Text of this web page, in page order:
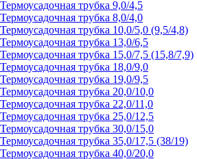
Термоусадочная трубка 9,0/4,5
Термоусадочная трубка 8,0/4,0
Термоусадочная трубка 10,0/5,0 (9,5/4,8)
Термоусадочная трубка 13,0/6,5
Термоусадочная трубка 15,0/7,5 (15,8/7,9)
Термоусадочная трубка 18,0/9,0
Термоусадочная трубка 19,0/9,5
Термоусадочная трубка 20,0/10,0
Термоусадочная трубка 22,0/11,0
Термоусадочная трубка 25,0/12,5
Термоусадочная трубка 30,0/15,0
Термоусадочная трубка 35,0/17,5 (38/19)
Термоусадочная трубка 40,0/20,0